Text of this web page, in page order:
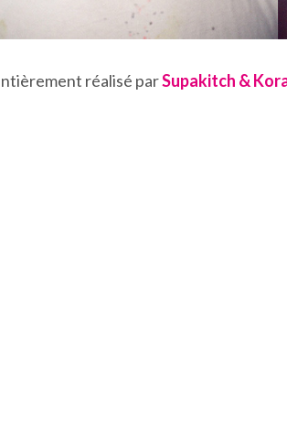
réalisé parSupakitch &